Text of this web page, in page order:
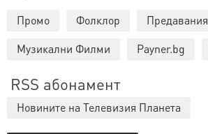
Промо Фолклор
Предавания
Музикални Филми
Payner.bg
RSS абонамент
Новините на Телевизия Планета